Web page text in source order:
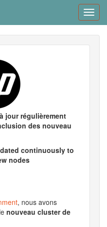
jour régulièrement
des nouveau
continuously to
nodes
, nous avons
nouveau cluster de